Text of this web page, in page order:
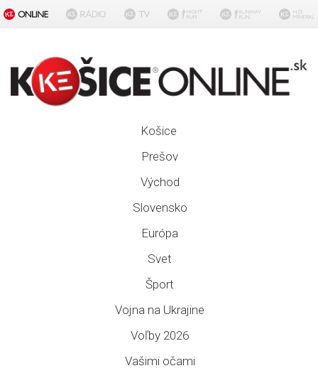
Košice
Prešov
Východ
Slovensko
Európa
Svet
Šport
Vojna na Ukrajine
Voľby 2026
Vašimi očami